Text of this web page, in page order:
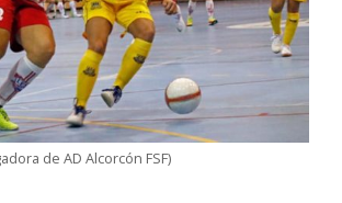
de AD Alcorcón FSF)